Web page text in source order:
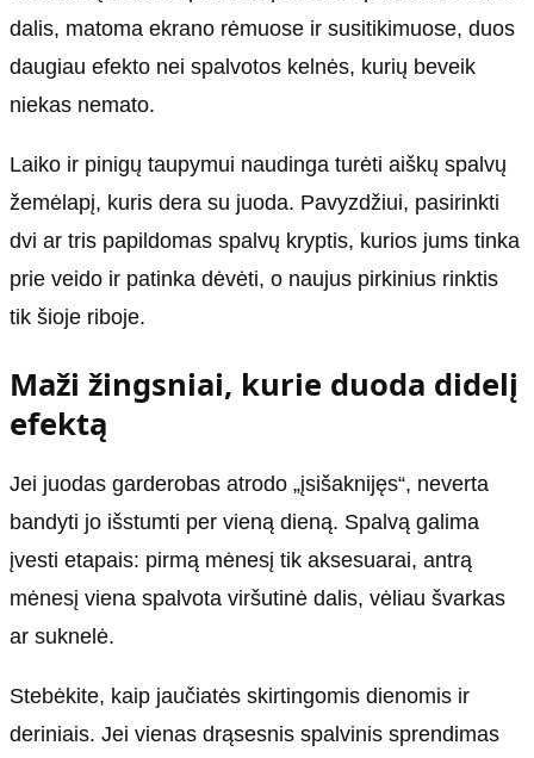
dalis, matoma ekrano rėmuose ir susitikimuose, duos
daugiau efekto nei spalvotos kelnės, kurių beveik
niekas nemato.
Laiko ir pinigų taupymui naudinga turėti aiškų spalvų
žemėlapį, kuris dera su juoda. Pavyzdžiui, pasirinkti
dvi ar tris papildomas spalvų kryptis, kurios jums tinka
prie veido ir patinka dėvėti, o naujus pirkinius rinktis
tik šioje riboje.
Maži žingsniai, kurie duoda didelį
efektą
Jei juodas garderobas atrodo „įsišaknijęs“, neverta
bandyti jo išstumti per vieną dieną. Spalvą galima
įvesti etapais: pirmą mėnesį tik aksesuarai, antrą
mėnesį viena spalvota viršutinė dalis, vėliau švarkas
ar suknelė.
Stebėkite, kaip jaučiatės skirtingomis dienomis ir
deriniais. Jei vienas drąsesnis spalvinis sprendimas